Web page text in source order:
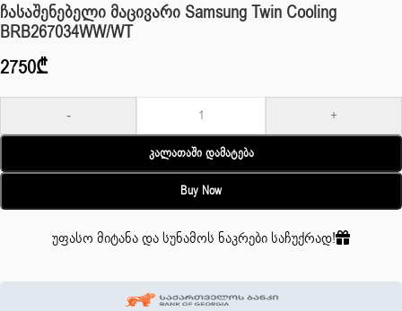
Ჩასაშენებელი Მაცივარი Samsung Twin Cooling
BRB267034WW/WT
2750₾
- +
Კალათაში Დამატება
Buy Now
უფასო მიტანა და სუნამოს ნაკრები საჩუქრად!